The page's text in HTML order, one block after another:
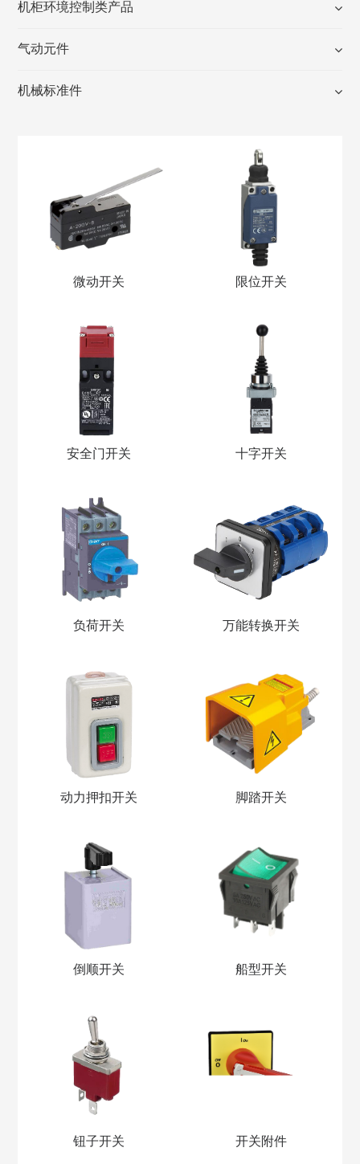
机柜环境控制类产品
气动元件
机械标准件
微动开关 限位开关
安全门开关 十字开关
负荷开关 万能转换开关
动力押扣开关 脚踏开关
倒顺开关 船型开关
钮子开关 开关附件